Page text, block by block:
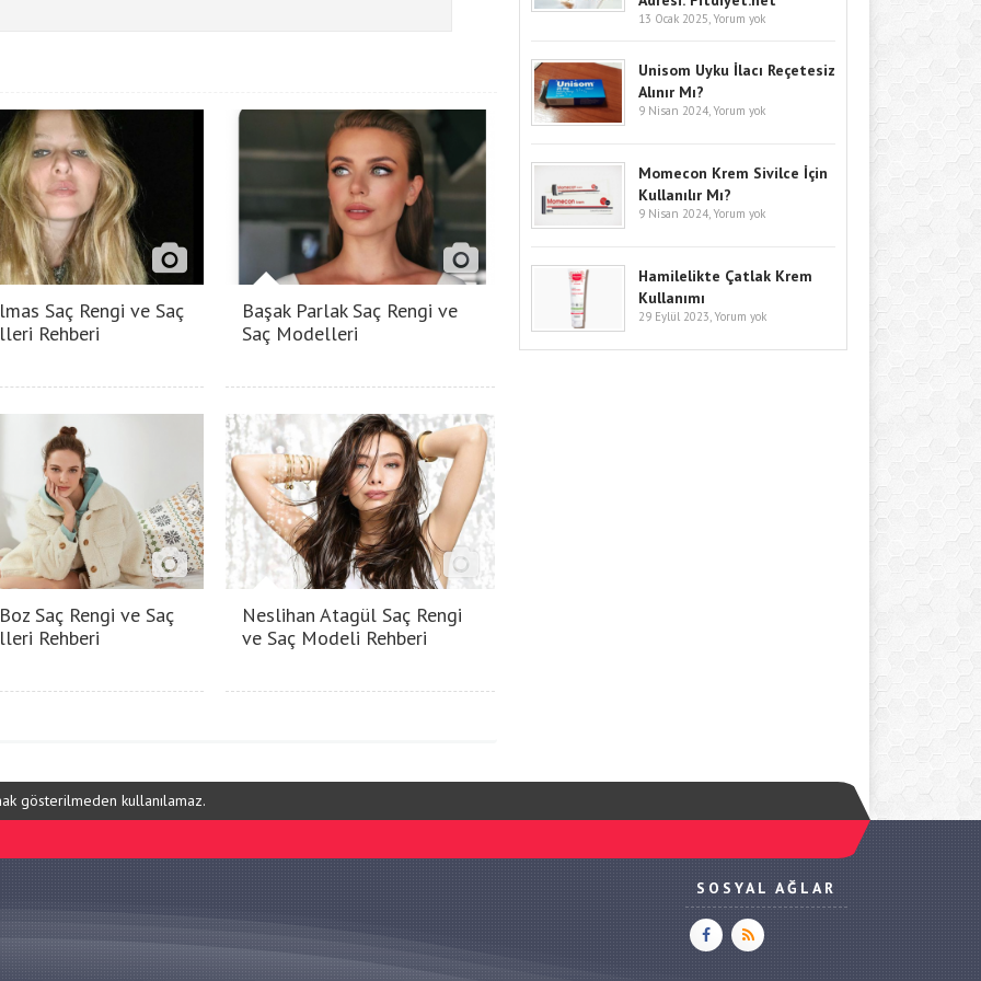
Saç Rengi ve Saç
Rehberi
Başak Parlak Saç Rengi ve
Saç Modelleri
Saç Rengi ve Saç
Rehberi
Neslihan Atagül Saç Rengi
ve Saç Modeli Rehberi
13 Ocak 2025, Yorum yok
Unisom Uyku İlacı Reçetesiz
Alınır Mı?
9 Nisan 2024, Yorum yok
Momecon Krem Sivilce İçin
Kullanılır Mı?
9 Nisan 2024, Yorum yok
Hamilelikte Çatlak Krem
Kullanımı
29 Eylül 2023, Yorum yok
gösterilmeden kullanılamaz.
SOSYAL AĞLAR